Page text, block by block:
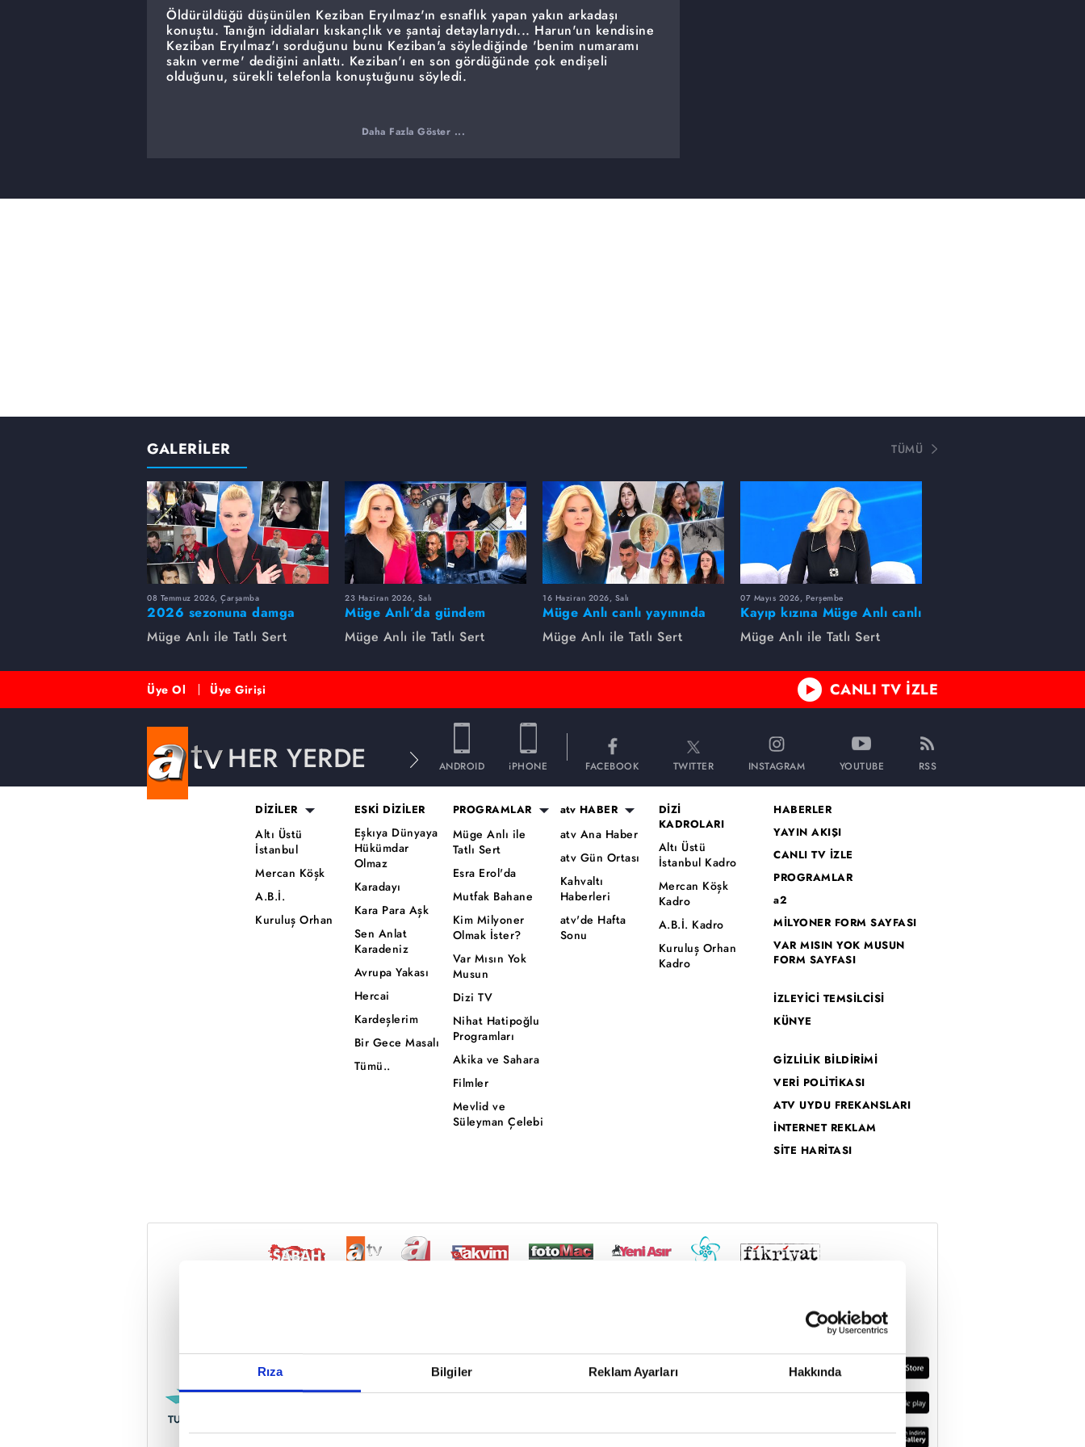
Rıza Bilgiler Reklam Ayarları Hakkında
Reddet
Öldürüldüğü düşünülen Keziban Eryılmaz'ın esnaflık yapan yakın arkadaşı
konuştu. Tanığın iddiaları kıskançlık ve şantaj detaylarıydı... Harun'un kendisine
Keziban Eryılmaz'ı sorduğunu bunu Keziban'a söylediğinde 'benim numaramı
sakın verme' dediğini anlattı. Keziban'ı en son gördüğünde çok endişeli
olduğunu, sürekli telefonla konuştuğunu söyledi.
Daha Fazla Göster ...
GALERİLER TÜMÜ
08 Temmuz 2026, Çarşamba
2026 sezonuna damga
vuran 5 Müge Anlı
dosyası...
Müge Anlı ile Tatlı Sert
23 Haziran 2026, Salı
Müge Anlı’da gündem
sarsıldı! Kayıp dosyaları ve
aile ihanetleri herkesi şoke
Müge Anlı ile Tatlı Sert
16 Haziran 2026, Salı
Müge Anlı canlı yayınında
dikkat çeken gelişmeler
yaşandı. Kayıp,
Müge Anlı ile Tatlı Sert
07 Mayıs 2026, Perşembe
Kayıp kızına Müge Anlı canlı
yayında kavuştu
Müge Anlı ile Tatlı Sert
Üye Ol Üye Girişi CANLI TV İZLE
HER YERDE ANDROID iPHONE FACEBOOK TWITTER INSTAGRAM YOUTUBE RSS
DİZİLER
Altı Üstü
İstanbul
Mercan Köşk
A.B.İ.
Kuruluş Orhan
ESKİ DİZİLER
Eşkıya Dünyaya
Hükümdar
Olmaz
Karadayı
Kara Para Aşk
Sen Anlat
Karadeniz
Avrupa Yakası
Hercai
Kardeşlerim
Bir Gece Masalı
Tümü..
PROGRAMLAR
Müge Anlı ile
Tatlı Sert
Esra Erol'da
Mutfak Bahane
Kim Milyoner
Olmak İster?
Var Mısın Yok
Musun
Dizi TV
Nihat Hatipoğlu
Programları
Akika ve Sahara
Filmler
Mevlid ve
Süleyman Çelebi
atv HABER
atv Ana Haber
atv Gün Ortası
Kahvaltı
Haberleri
atv'de Hafta
Sonu
DİZİ
KADROLARI
Altı Üstü
İstanbul Kadro
Mercan Köşk
Kadro
A.B.İ. Kadro
Kuruluş Orhan
Kadro
HABERLER
YAYIN AKIŞI
CANLI TV İZLE
PROGRAMLAR
a2
MİLYONER FORM SAYFASI
VAR MISIN YOK MUSUN
FORM SAYFASI
İZLEYİCİ TEMSİLCİSİ
KÜNYE
GİZLİLİK BİLDİRİMİ
VERİ POLİTİKASI
ATV UYDU FREKANSLARI
İNTERNET REKLAM
SİTE HARİTASI